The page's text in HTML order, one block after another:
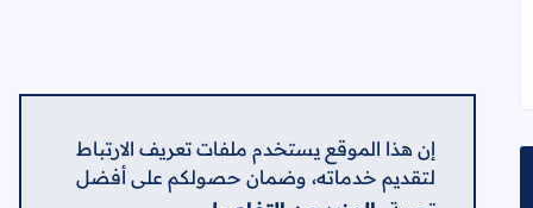
إن هذا الموقع يستخدم ملفات تعريف الارتباط
لتقديم خدماته، وضمان حصولكم على أفضل
- 2018